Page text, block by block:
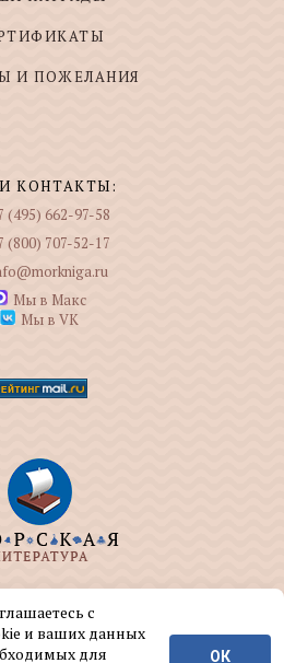
И ПОЖЕЛАНИЯ
КОНТАКТЫ:
(495) 662-97-58
(800) 707-52-17
Мы в Макс
Мы в VK
занимается изданием и
на морскую тематику.
с
и ваших данных
для
ОК